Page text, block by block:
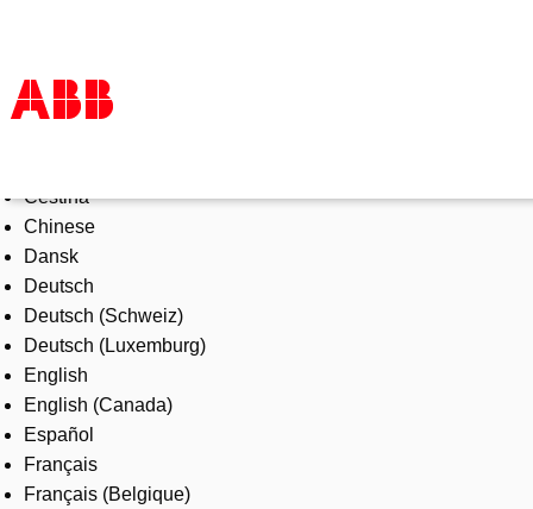
Products & Solutions
Industries
Services
About us
Where to buy
Contact us
Careers
Čeština
Chinese
Dansk
Deutsch
Deutsch (Schweiz)
Deutsch (Luxemburg)
English
English (Canada)
Español
Français
Français (Belgique)